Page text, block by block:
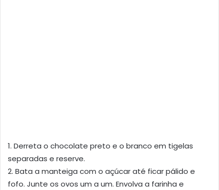
1. Derreta o chocolate preto e o branco em tigelas
separadas e reserve.
2. Bata a manteiga com o açúcar até ficar pálido e
fofo. Junte os ovos um a um. Envolva a farinha e